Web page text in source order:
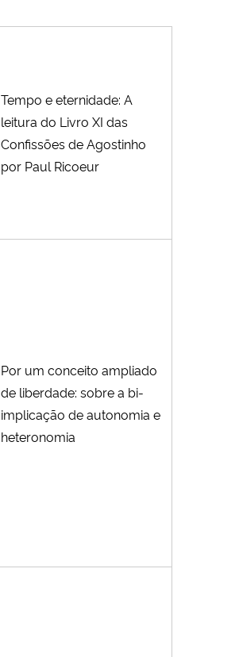
Tempo e eternidade: A
leitura do Livro XI das
Confissões de Agostinho
por Paul Ricoeur
Por um conceito ampliado
de liberdade: sobre a bi-
implicação de autonomia e
heteronomia